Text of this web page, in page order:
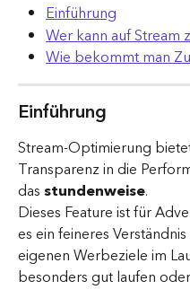
Einführung
Wer kann auf Stream
Wie bekommt man
Einführung
Stream-Optimierung
Transparenz in die
das stundenweise.
Dieses Feature ist für
es ein feineres
eigenen Werbeziele im
besonders gut laufen